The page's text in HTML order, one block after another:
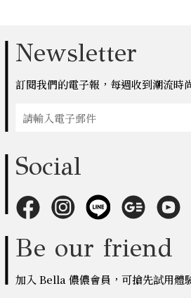
Newsletter
訂閱我們的電子報，每週收到潮流時
Social
Be our friend
加入 Bella 儂儂會員，可搶先試用體